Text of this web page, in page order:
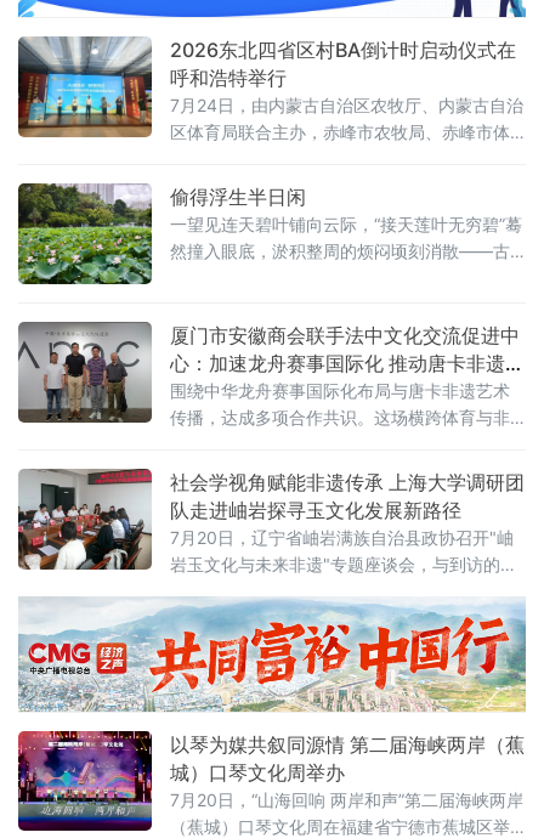
2026东北四省区村BA倒计时启动仪式在
呼和浩特举行
7月24日，由内蒙古自治区农牧厅、内蒙古自治
区体育局联合主办，赤峰市农牧局、赤峰市体
美同行”2026东北四省区和美乡村篮球联赛吉祥
物发布暨30天倒计时启动仪式在呼和浩特举
行。
偷得浮生半日闲
一望见连天碧叶铺向云际，“接天莲叶无穷碧”蓦
然撞入眼底，淤积整周的烦闷顷刻消散——古
的孩童。胖乎乎的小男孩趁看护人分神，悄悄
折下一柄莲蓬，慌忙塞进汗衫，踮脚狂奔。身
后浮萍被小
厦门市安徽商会联手法中文化交流促进中
心：加速龙舟赛事国际化 推动唐卡非遗落
地长三角
围绕中华龙舟赛事国际化布局与唐卡非遗艺术
传播，达成多项合作共识。这场横跨体育与非
主线，整合国际体育平台、海外文化机构和国
家级非遗资源，探索中华优秀传统文化创造性
转化与
社会学视角赋能非遗传承 上海大学调研团
队走进岫岩探寻玉文化发展新路径
7月20日，辽宁省岫岩满族自治县政协召开"岫
岩玉文化与未来非遗"专题座谈会，与到访的上
海大学社会学院调研团队共议玉文化产业高质
量发展路径。县政协主席孔华、副主席刘丹峰
出席会议并讲话。座谈会上，与会人员共同观
看了上海大学调研团队在岫岩实地走访、采样
记录的专题视频。孔华向调研团队赠送《岫岩
供本地史料支撑。孔华表示，岫岩玉历史悠
以琴为媒共叙同源情 第二届海峡两岸（蕉
城）口琴文化周举办
7月20日，“山海回响 两岸和声”第二届海峡两岸
（蕉城）口琴文化周在福建省宁德市蕉城区举